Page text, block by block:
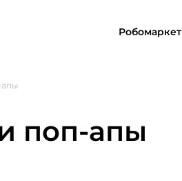
Робомаркет
поп-апы